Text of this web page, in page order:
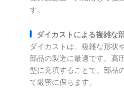
す。
ダイカストによる複雑な
ダイカストは、複雑な形状
部品の製造に最適です。高
型に充填することで、部品
て厳密に保ちます。